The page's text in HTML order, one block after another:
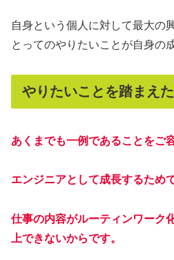
自身という個人に対して最大の
とってのやりたいことが自身の
やりたいことを踏まえ
あくまでも一例であることをご
エンジニアとして成長するためで
仕事の内容がルーティンワーク
上できないからです。